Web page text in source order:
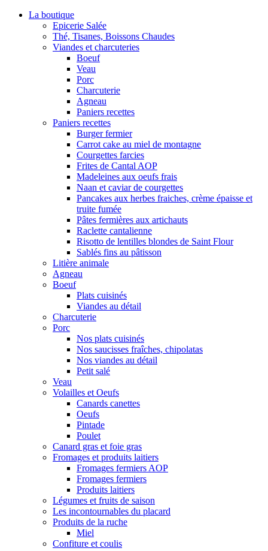
La boutique
Epicerie Salée
Thé, Tisanes, Boissons Chaudes
Viandes et charcuteries
Boeuf
Veau
Porc
Charcuterie
Agneau
Paniers recettes
Paniers recettes
Burger fermier
Carrot cake au miel de montagne
Courgettes farcies
Frites de Cantal AOP
Madeleines aux oeufs frais
Naan et caviar de courgettes
Pancakes aux herbes fraiches, crème épaisse et
truite fumée
Pâtes fermières aux artichauts
Raclette cantalienne
Risotto de lentilles blondes de Saint Flour
Sablés fins au pâtisson
Litière animale
Agneau
Boeuf
Plats cuisinés
Viandes au détail
Charcuterie
Porc
Nos plats cuisinés
Nos saucisses fraîches, chipolatas
Nos viandes au détail
Petit salé
Veau
Volailles et Oeufs
Canards canettes
Oeufs
Pintade
Poulet
Canard gras et foie gras
Fromages et produits laitiers
Fromages fermiers AOP
Fromages fermiers
Produits laitiers
Légumes et fruits de saison
Les incontournables du placard
Produits de la ruche
Miel
Confiture et coulis